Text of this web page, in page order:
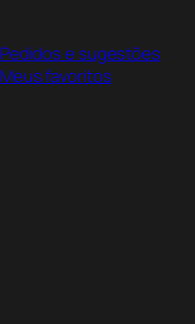
Pedidos e sugestões
Meus favoritos